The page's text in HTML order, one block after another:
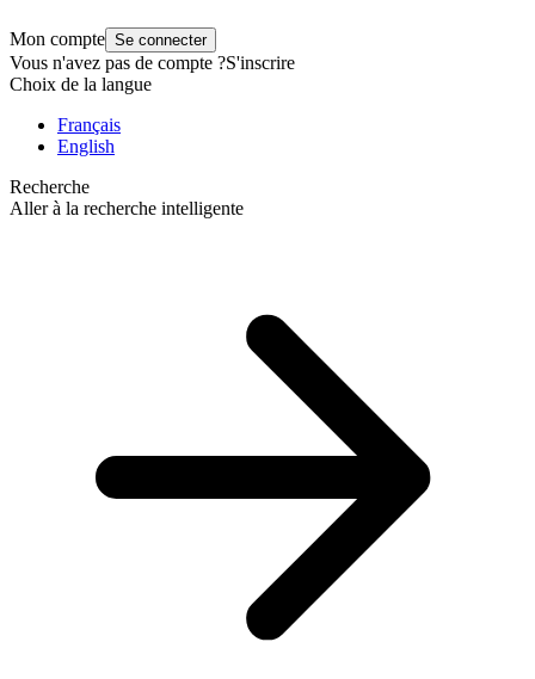
Mon compte Se connecter
Vous n'avez pas de compte ?S'inscrire
Choix de la langue
Français
English
Recherche
Aller à la recherche intelligente